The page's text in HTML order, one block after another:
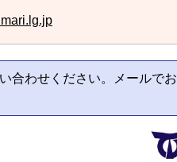
合わせください。メールでお